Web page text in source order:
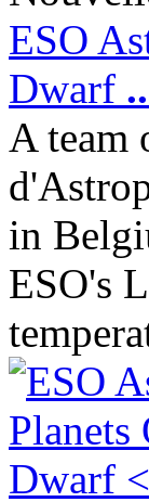
ESO
Dwarf
A team
in
ESO's